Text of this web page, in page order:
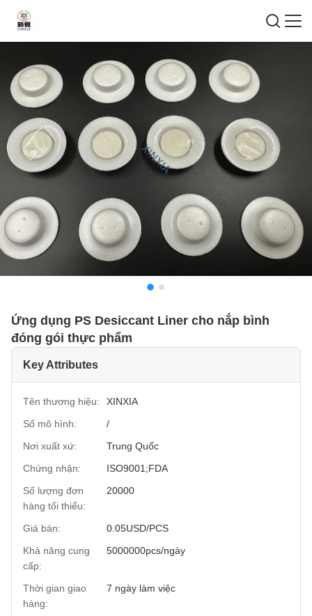
Ứng dụng PS Desiccant Liner cho nắp bình
đóng gói thực phẩm
Key Attributes
Tên thương hiệu:
XINXIA
Số mô hình:
/
Nơi xuất xứ:
Trung Quốc
Chứng nhận:
ISO9001;FDA
Số lượng đơn
hàng tối thiểu:
20000
Giá bán:
0.05USD/PCS
Khả năng cung
cấp:
5000000pcs/ngày
Thời gian giao
hàng:
7 ngày làm việc